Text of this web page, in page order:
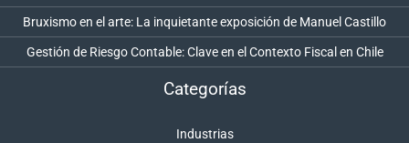
Bruxismo en el arte: La inquietante exposición de Manuel Castillo
Gestión de Riesgo Contable: Clave en el Contexto Fiscal en Chile
Categorías
Industrias